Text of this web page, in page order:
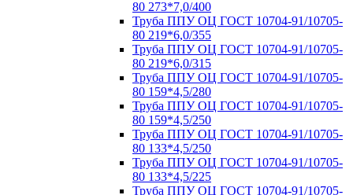
80 273*7,0/400
Труба ППУ ОЦ ГОСТ 10704-91/10705-
80 219*6,0/355
Труба ППУ ОЦ ГОСТ 10704-91/10705-
80 219*6,0/315
Труба ППУ ОЦ ГОСТ 10704-91/10705-
80 159*4,5/280
Труба ППУ ОЦ ГОСТ 10704-91/10705-
80 159*4,5/250
Труба ППУ ОЦ ГОСТ 10704-91/10705-
80 133*4,5/250
Труба ППУ ОЦ ГОСТ 10704-91/10705-
80 133*4,5/225
Труба ППУ ОЦ ГОСТ 10704-91/10705-